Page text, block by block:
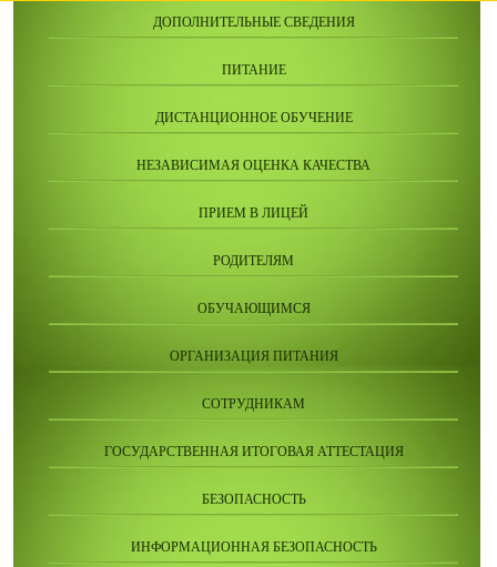
ДОПОЛНИТЕЛЬНЫЕ СВЕДЕНИЯ
ПИТАНИЕ
ДИСТАНЦИОННОЕ ОБУЧЕНИЕ
НЕЗАВИСИМАЯ ОЦЕНКА КАЧЕСТВА
ПРИЕМ В ЛИЦЕЙ
РОДИТЕЛЯМ
ОБУЧАЮЩИМСЯ
ОРГАНИЗАЦИЯ ПИТАНИЯ
СОТРУДНИКАМ
ГОСУДАРСТВЕННАЯ ИТОГОВАЯ АТТЕСТАЦИЯ
БЕЗОПАСНОСТЬ
ИНФОРМАЦИОННАЯ БЕЗОПАСНОСТЬ